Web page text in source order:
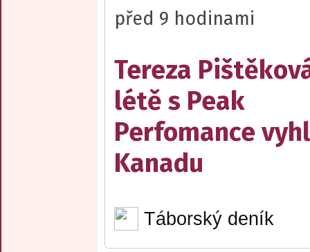
před 9 hodinami
Tereza
létě s Peak
Perfomance
Kanadu
Táborský deník